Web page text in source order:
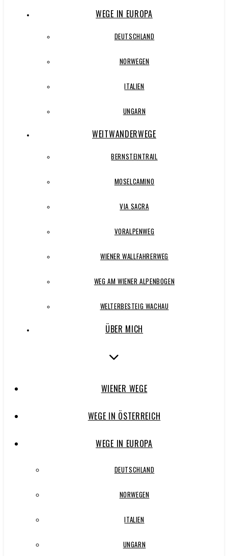
WEGE IN EUROPA
DEUTSCHLAND
NORWEGEN
ITALIEN
UNGARN
WEITWANDERWEGE
BERNSTEINTRAIL
MOSELCAMINO
VIA SACRA
VORALPENWEG
WIENER WALLFAHRERWEG
WEG AM WIENER ALPENBOGEN
WELTERBESTEIG WACHAU
ÜBER MICH
WIENER WEGE
WEGE IN ÖSTERREICH
WEGE IN EUROPA
DEUTSCHLAND
NORWEGEN
ITALIEN
UNGARN